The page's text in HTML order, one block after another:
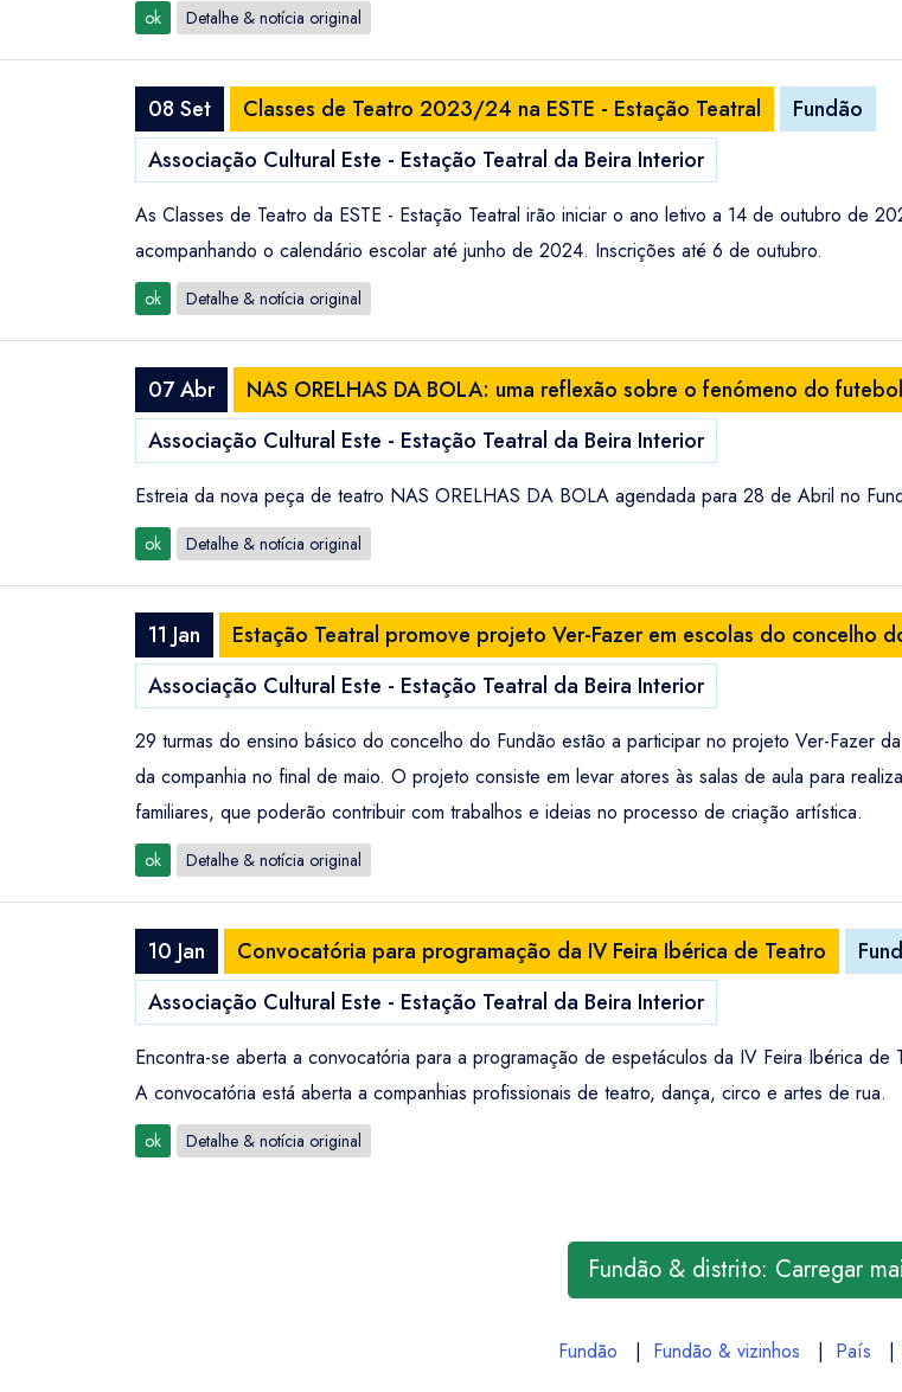
ok Detalhe & notícia original
08 Set Classes de Teatro 2023/24 na ESTE - Estação Teatral
Fundão
Associação Cultural Este - Estação Teatral da Beira Interior
As Classes de Teatro da ESTE - Estação Teatral irão iniciar o ano letivo a 14 de outubro de
acompanhando o calendário escolar até junho de 2024. Inscrições até 6 de outubro.
ok Detalhe & notícia original
07 Abr NAS ORELHAS DA BOLA: uma reflexão sobre o fenómeno do futebol
Associação Cultural Este - Estação Teatral da Beira Interior
Estreia da nova peça de teatro NAS ORELHAS DA BOLA agendada para 28 de Abril no
ok Detalhe & notícia original
11 Jan Estação Teatral promove projeto Ver-Fazer em escolas do concelho
Associação Cultural Este - Estação Teatral da Beira Interior
29 turmas do ensino básico do concelho do Fundão estão a participar no projeto Ver-Fazer
da companhia no final de maio. O projeto consiste em levar atores às salas de aula para
familiares, que poderão contribuir com trabalhos e ideias no processo de criação artística.
ok Detalhe & notícia original
10 Jan Convocatória para programação da IV Feira Ibérica de Teatro
Associação Cultural Este - Estação Teatral da Beira Interior
Encontra-se aberta a convocatória para a programação de espetáculos da IV Feira Ibérica
A convocatória está aberta a companhias profissionais de teatro, dança, circo e artes de rua.
ok Detalhe & notícia original
Fundão & distrito: Carregar
Fundão | Fundão & vizinhos | País |